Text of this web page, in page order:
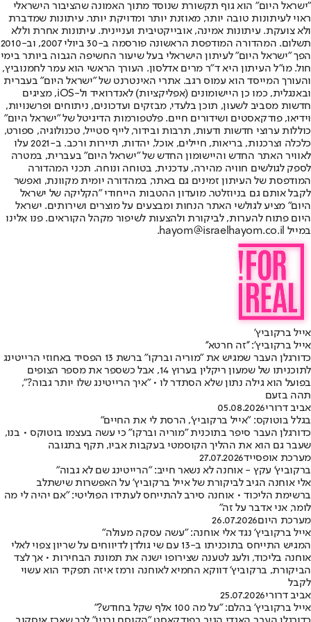
"ישראל היום" הוא גוף תקשורת שנוסד מתוך האמונה שהציבור הישראלי
ראוי לעיתונות טובה יותר, מאוזנת יותר ומדויקת יותר. עיתונות שמדברת
ולא צועקת. עיתונות אמינה, אובייקטיבית ועניינית. עיתונות אחרת וללא
תשלום. המהדורה המודפסת הראשונה פורסמה ב-30 ביולי 2007, וב-2010
הפך "ישראל היום" לעיתון הישראלי בעל שיעור החשיפה הגבוה ביותר בימי
חול. מו"ל העיתון היא ד"ר מרים אדלסון. העורך הראשי הוא עמר לחמנוביץ,
והעורך המייסד הוא עמוס רגב. אתרי האינטרנט של "ישראל היום" בעברית
ובאנגלית, כמו כן היישומונים (אפליקציות) לאנדרואיד ול-iOS, מציגים
חדשות מסביב לשעון, תוכן בלעדי, מבזקים ועדכונים, ניתוחים ופרשנויות,
וידיאו, פודקאסטים ושידורים חיים. פלטפורמות הדיגיטל של "ישראל היום"
כוללות ערוצי חדשות ודעות, תרבות ובידור, לייף סטייל, טכנולוגיה, ספורט,
כלכלה וצרכנות, בריאות, חיילים, אוכל, יהדות, תיירות ורכב. ב-2021 עלו
לאוויר האתר החדש והיישומון החדש של "ישראל היום" בעברית, במטרה
לספק לגולשים חוויה מהירה, עדכנית, בטוחה ונוחה. תכני המהדורה
המודפסת של העיתון זמינים גם באתר, במהדורה יומית מקוונת, ואפשר
לקבל אותם גם בניוזלטר. מועדון ההטבות הייחודי "הקליקה של ישראל
היום" מציע לגולשי האתר הנחות ומבצעים על מוצרים ושירותים. ישראל
היום פתוח להערות, לביקורת ולהצעות לשיפור מקהל הקוראים. פנו אלינו
במייל hayom@israelhayom.co.il.
אייל ברקוביץ'
אייל ברקוביץ': ''זה חרטא''
כדורגלן העבר שמגיש את "מוריה וברקו" ברשת 13 הפסיד באחוזי הרייטינג
לתוכניתו של שמעון ריקלין בערוץ 14, אבל כשספר את מספר הצופים
בפועל הוא גילה נתון שלא הסתדר לו • "איך הרייטינג שלו יותר גבוה?",
תהה בזעם
אביב דרורי05.08.2026
בגלל בוטוקס: "אייל ברקוביץ', הרסת לי את החיים"
כדורגלן העבר סיפר בתוכנית "מוריה וברקו" כי עשה בעצמו בוטוקס • בנו,
שעבר גם הוא את ההליך הקוסמטי בעקבות אביו, תקף בתגובה
מערכת אופסייד27.07.2026
ברקוביץ' עקץ - אוחנה לא נשאר חייב: "הרייטינג שם לא גבוה"
אלי אוחנה הגיב לביקורת של אייל ברקוביץ' על האפשרות שישתלב
ברשימת הליכוד • אוחנה סירב להתייחס לעתידו הפוליטי: "אם יהיה לי מה
לומר, אני אדבר על זה"
מערכת היום26.07.2026
אייל ברקוביץ' נגד אלי אוחנה: "עשה עסקה מעולה"
המגיש התייחס בתוכניתו ב-13 עם שי גולדן לדיווחים על שריון צפוי לאלי
אוחנה בליכוד, ולעג לטענה שצירופו ישנה את תמונת הבחירות • אך לצד
הביקורת, ברקוביץ' דווקא החמיא לאוחנה ורמז איזה תפקיד הוא עשוי
לקבל
אביב דרורי25.07.2026
אייל ברקוביץ' בהלם: "על מה 100 אלף שקל בחודש?"